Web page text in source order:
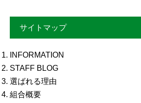
サイトマップ
INFORMATION
STAFF BLOG
選ばれる理由
組合概要